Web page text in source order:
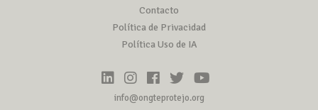
Contacto
Política de Privacidad
Política Uso de IA
info@ongteprotejo.org